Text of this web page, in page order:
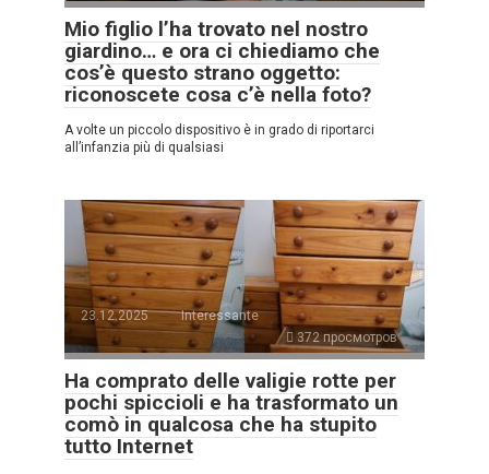
Mio figlio l’ha trovato nel nostro
giardino… e ora ci chiediamo che
cos’è questo strano oggetto:
riconoscete cosa c’è nella foto?
A volte un piccolo dispositivo è in grado di riportarci
all’infanzia più di qualsiasi
23.12.2025
Interessante
372 просмотров
Ha comprato delle valigie rotte per
pochi spiccioli e ha trasformato un
comò in qualcosa che ha stupito
tutto Internet